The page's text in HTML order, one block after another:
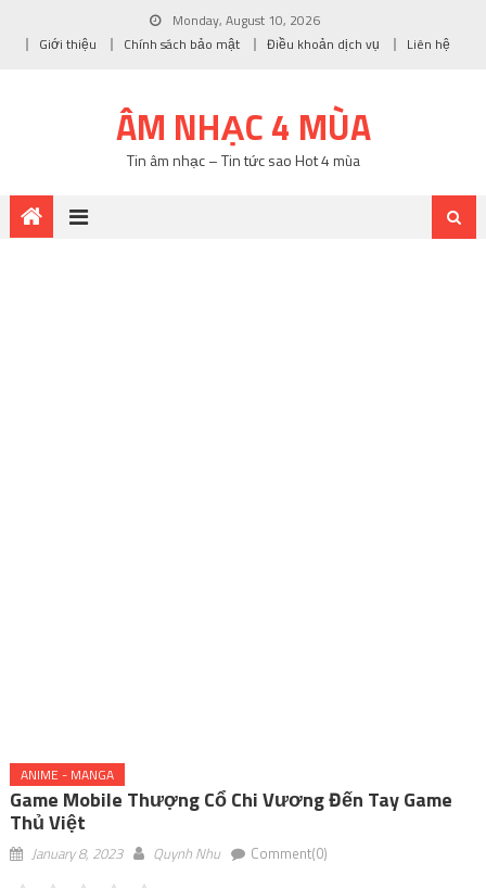
Monday, August 10, 2026
Giới thiệu
Chính sách bảo mật Điều khoản dịch vụ Liên hệ
ÂM NHẠC 4 MÙA
Tin âm nhạc – Tin tức sao Hot 4 mùa
ANIME - MANGA
Game Mobile Thượng Cổ Chi Vương Đến Tay Game
Thủ Việt
January 8, 2023 Quynh Nhu Comment(0)